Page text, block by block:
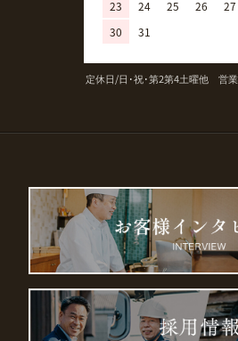
23
24 25 26 27
30
31
定休日/日･祝･第2第4土曜他 営